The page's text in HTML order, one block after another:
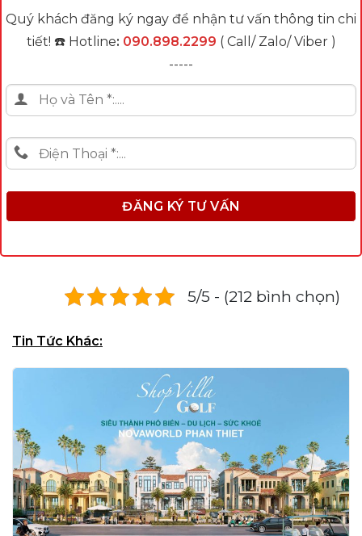
Quý khách đăng ký ngay để nhận tư vấn thông tin chi
tiết! ☎️ Hotline: 090.898.2299 ( Call/ Zalo/ Viber )
-----
5/5 - (212 bình chọn)
Tin Tức Khác: